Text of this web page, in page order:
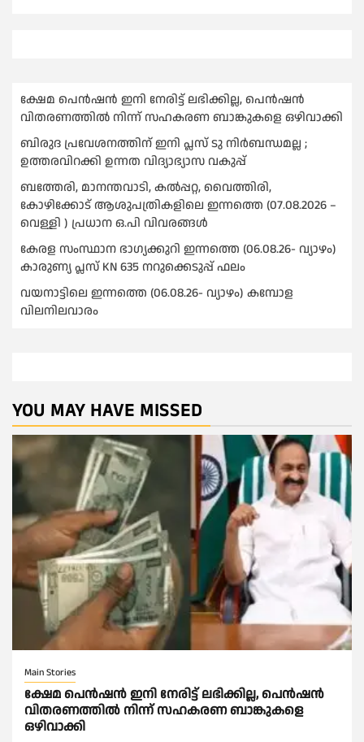
ക്ഷേമ പെൻഷൻ ഇനി നേരിട്ട് ലഭിക്കില്ല, പെൻഷൻ
വിതരണത്തില്‍ നിന്ന് സഹകരണ ബാങ്കുകളെ ഒഴിവാക്കി
ബിരുദ പ്രവേശനത്തിന് ഇനി പ്ലസ് ടു നിര്‍ബന്ധമല്ല ;
ഉത്തരവിറക്കി ഉന്നത വിദ്യാഭ്യാസ വകുപ്പ്
ബത്തേരി, മാനന്തവാടി, കൽപ്പറ്റ, വൈത്തിരി,
കോഴിക്കോട് ആശുപത്രികളിലെ ഇന്നത്തെ (07.08.2026 –
വെള്ളി ) പ്രധാന ഒ.പി വിവരങ്ങൾ
കേരള സംസ്ഥാന ഭാഗ്യക്കുറി ഇന്നത്തെ (06.08.26- വ്യാഴം)
കാരുണ്യ പ്ലസ് KN 635 നറുക്കെടുപ്പ് ഫലം
വയനാട്ടിലെ ഇന്നത്തെ (06.08.26- വ്യാഴം) കമ്പോള
വിലനിലവാരം
YOU MAY HAVE MISSED
Main Stories
ക്ഷേമ പെൻഷൻ ഇനി നേരിട്ട് ലഭിക്കില്ല, പെൻഷൻ
വിതരണത്തില്‍ നിന്ന് സഹകരണ ബാങ്കുകളെ
ഒഴിവാക്കി